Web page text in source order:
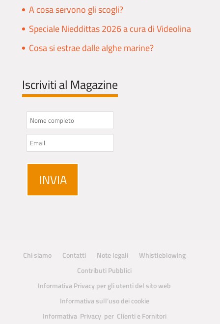
A cosa servono gli scogli?
Speciale Nieddittas 2026 a cura di Videolina
Cosa si estrae dalle alghe marine?
Iscriviti al Magazine
Chi siamo Contatti Note legali
Whistleblowing
Contributi Pubblici
Informativa Privacy per gli utenti del sito web
Informativa sull’uso dei cookie
Informativa Privacy per Clienti e Fornitori